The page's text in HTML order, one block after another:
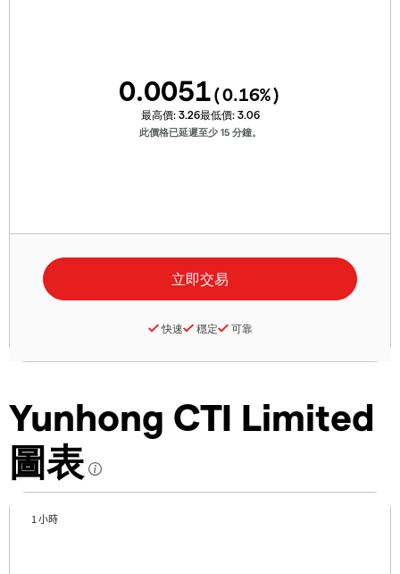
Yunhong CTI Limited
圖表
1 小時
0.0051(0.16%)
最高價: 3.26最低價: 3.06
此價格已延遲至少 15 分鐘。
快速 穩定 可靠